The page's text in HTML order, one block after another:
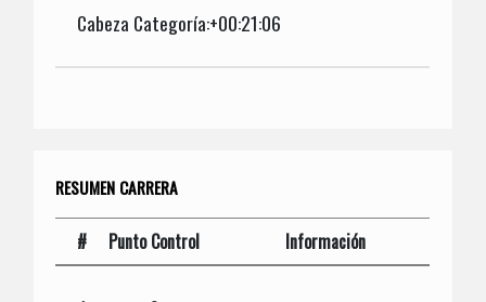
Cabeza Categoría:+00:21:06
RESUMEN CARRERA
# Punto Control Información